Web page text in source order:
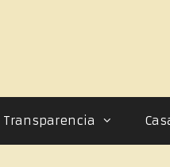
Transparencia